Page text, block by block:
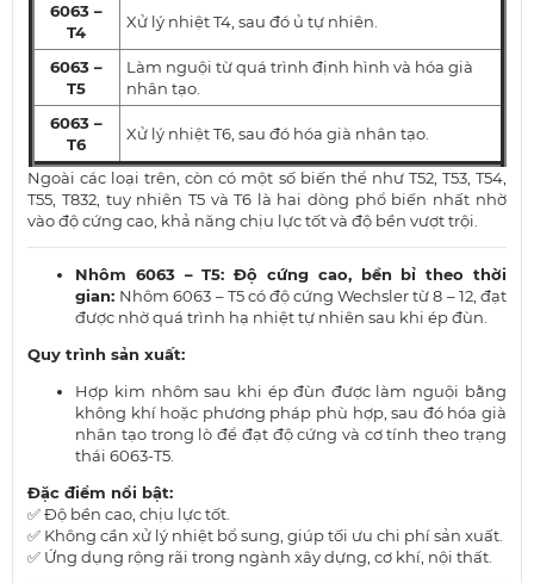
6063 –
T4
Xử lý nhiệt T4, sau đó ủ tự nhiên.
6063 –
T5
Làm nguội từ quá trình định hình và hóa già
nhân tạo.
6063 –
T6
Xử lý nhiệt T6, sau đó hóa già nhân tạo.
Ngoài các loại trên, còn có một số biến thể như T52, T53, T54,
T55, T832, tuy nhiên T5 và T6 là hai dòng phổ biến nhất nhờ
vào độ cứng cao, khả năng chịu lực tốt và độ bền vượt trội.
Nhôm 6063 – T5: Độ cứng cao, bền bỉ theo thời
gian: Nhôm 6063 – T5 có độ cứng Wechsler từ 8 – 12, đạt
được nhờ quá trình hạ nhiệt tự nhiên sau khi ép đùn.
Quy trình sản xuất:
Hợp kim nhôm sau khi ép đùn được làm nguội bằng
không khí hoặc phương pháp phù hợp, sau đó hóa già
nhân tạo trong lò để đạt độ cứng và cơ tính theo trạng
thái 6063-T5.
Đặc điểm nổi bật:
✅ Độ bền cao, chịu lực tốt.
✅ Không cần xử lý nhiệt bổ sung, giúp tối ưu chi phí sản xuất.
✅ Ứng dụng rộng rãi trong ngành xây dựng, cơ khí, nội thất.